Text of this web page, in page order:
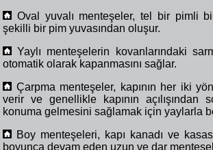
Oval yuvalı menteşeler, tel bir pimli
şekilli bir pim yuvasından oluşur.
Yaylı menteşelerin kovanlarındaki
otomatik olarak kapanmasını sağlar.
Çarpma menteşeler, kapının her iki
verir ve genellikle kapının açılışından
konuma gelmesini sağlamak için yaylarla
Boy menteşeleri, kapı kanadı ve
boyunca devam eden uzun ve dar